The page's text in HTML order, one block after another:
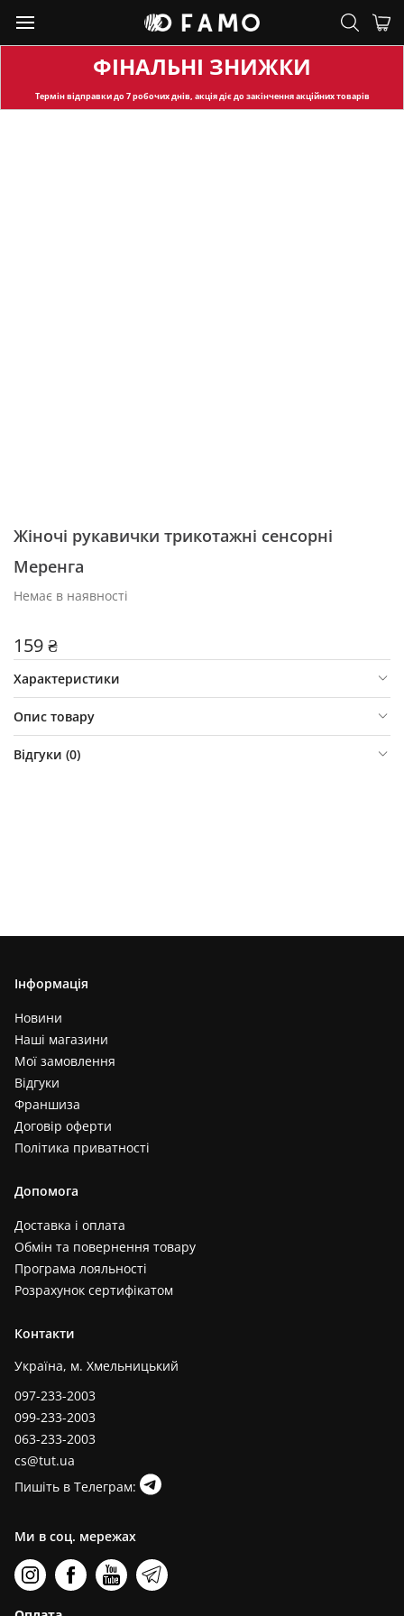
ФІНАЛЬНІ ЗНИЖКИ
Термін відправкидо 7 робочих днів, акція діє до закінчення акційних товарів
Жіночі рукавички трикотажні сенсорні
Меренга
Немає в наявності
159 ₴
Характеристики
Опис товару
Відгуки (0)
Інформація
Новини
Наші магазини
Мої замовлення
Відгуки
Франшиза
Договір оферти
Політика приватності
Допомога
Доставка і оплата
Обмін та повернення товару
Програма лояльності
Розрахунок сертифікатом
Контакти
Україна, м. Хмельницький
097-233-2003
099-233-2003
063-233-2003
cs@tut.ua
Пишіть в Телеграм:
Ми в соц. мережах